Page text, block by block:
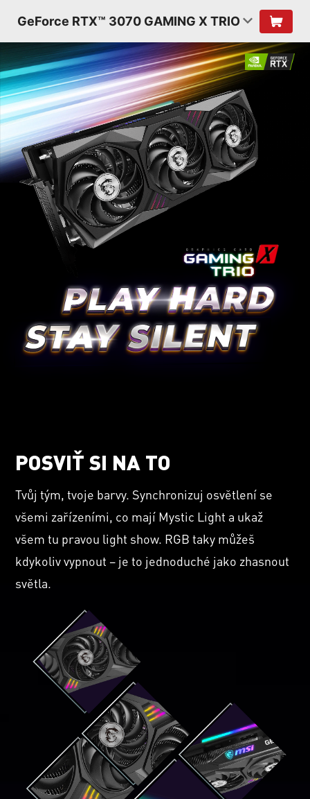
GeForce RTX™ 3070 GAMING X TRIO
POSVIŤ SI NA TO
Tvůj tým, tvoje barvy. Synchronizuj osvětlení se
všemi zařízeními, co mají Mystic Light a ukaž
všem tu pravou light show. RGB taky můžeš
kdykoliv vypnout – je to jednoduché jako zhasnout
světla.